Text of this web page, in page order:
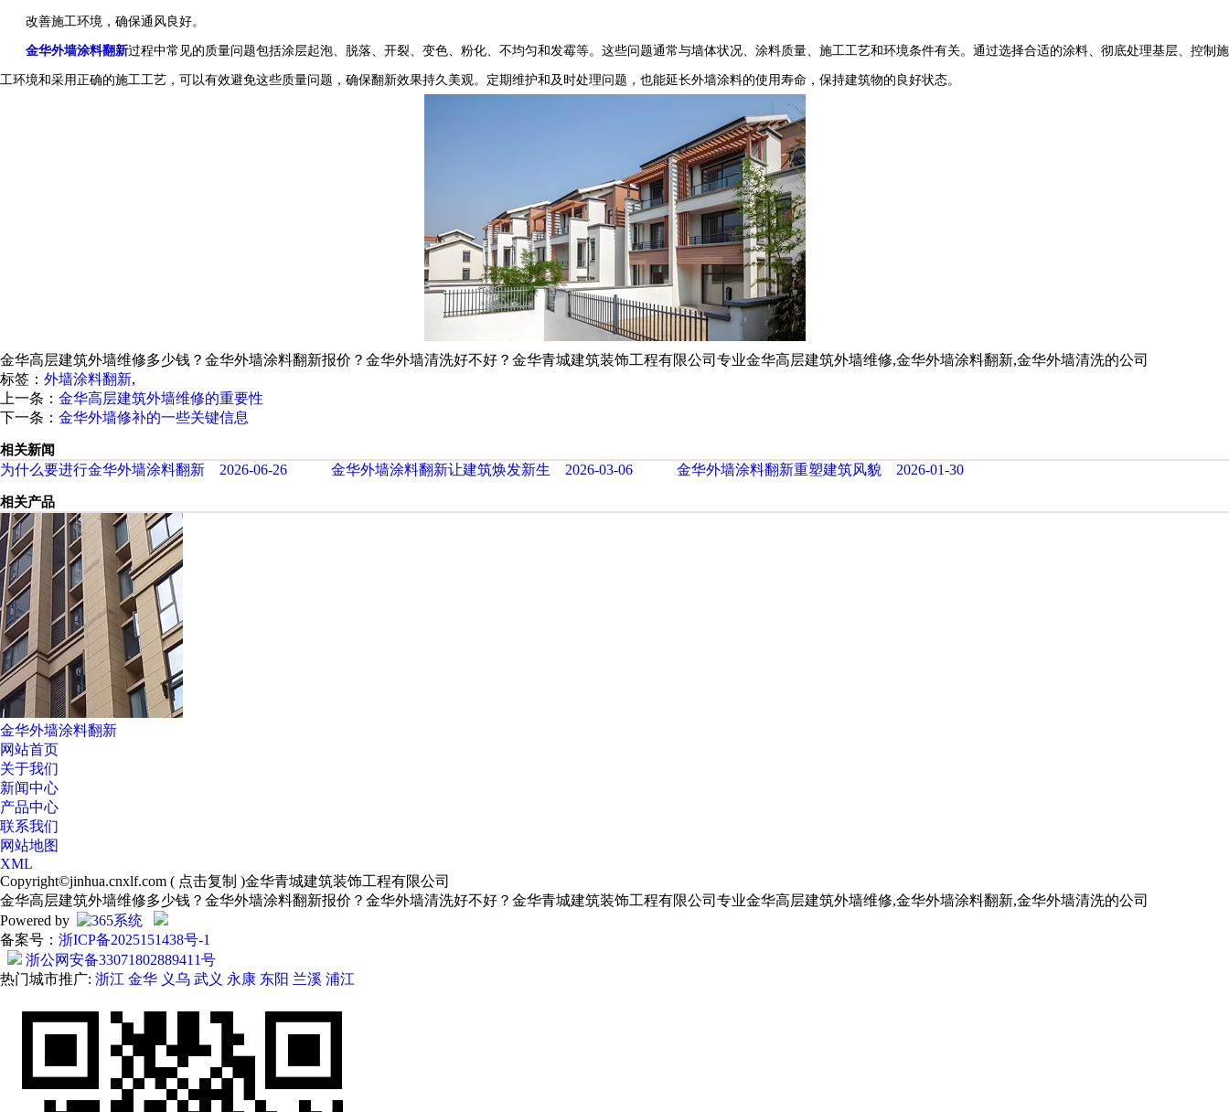
改善施工环境，确保通风良好。
金华外墙涂料翻新过程中常见的质量问题包括涂层起泡、脱落、开裂、变色、粉化、不均匀和发霉等。这些问题通常与墙体状况、涂料质量、施工工艺和环境条件有关。通过选择合适的涂料、彻底处理基层、控制施
工环境和采用正确的施工工艺，可以有效避免这些质量问题，确保翻新效果持久美观。定期维护和及时处理问题，也能延长外墙涂料的使用寿命，保持建筑物的良好状态。
金华高层建筑外墙维修多少钱？金华外墙涂料翻新报价？金华外墙清洗好不好？金华青城建筑装饰工程有限公司专业金华高层建筑外墙维修,金华外墙涂料翻新,金华外墙清洗的公司
标签： 外墙涂料翻新,
上一条： 金华高层建筑外墙维修的重要性
下一条： 金华外墙修补的一些关键信息
相关新闻
为什么要进行金华外墙涂料翻新 2026-06-26 金华外墙涂料翻新让建筑焕发新生 2026-03-06 金华外墙涂料翻新重塑建筑风貌 2026-01-30
相关产品
金华外墙涂料翻新
网站首页
关于我们
新闻中心
产品中心
联系我们
网站地图
XML
Copyright©jinhua.cnxlf.com ( 点击复制 )金华青城建筑装饰工程有限公司
金华高层建筑外墙维修多少钱？金华外墙涂料翻新报价？金华外墙清洗好不好？金华青城建筑装饰工程有限公司专业金华高层建筑外墙维修,金华外墙涂料翻新,金华外墙清洗的公司
Powered by
备案号： 浙ICP备2025151438号-1
浙公网安备33071802889411号
热门城市推广: 浙江 金华 义乌 武义 永康 东阳 兰溪 浦江